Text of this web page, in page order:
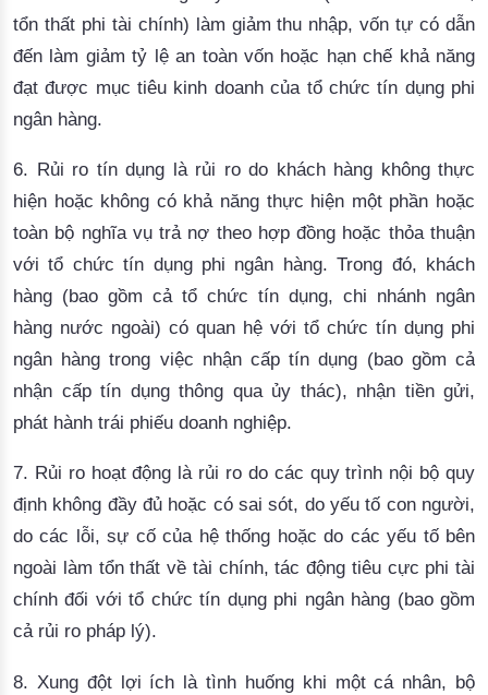
tổn thất phi tài chính) làm giảm thu nhập, vốn tự có dẫn
đến làm giảm tỷ lệ an toàn vốn hoặc hạn chế khả năng
đạt được mục tiêu kinh doanh của tổ chức tín dụng phi
ngân hàng.
6. Rủi ro tín dụng là rủi ro do khách hàng không thực
hiện hoặc không có khả năng thực hiện một phần hoặc
toàn bộ nghĩa vụ trả nợ theo hợp đồng hoặc thỏa thuận
với tổ chức tín dụng phi ngân hàng. Trong đó, khách
hàng (bao gồm cả tổ chức tín dụng, chi nhánh ngân
hàng nước ngoài) có quan hệ với tổ chức tín dụng phi
ngân hàng trong việc nhận cấp tín dụng (bao gồm cả
nhận cấp tín dụng thông qua ủy thác), nhận tiền gửi,
phát hành trái phiếu doanh nghiệp.
7. Rủi ro hoạt động là rủi ro do các quy trình nội bộ quy
định không đầy đủ hoặc có sai sót, do yếu tố con người,
do các lỗi, sự cố của hệ thống hoặc do các yếu tố bên
ngoài làm tổn thất về tài chính, tác động tiêu cực phi tài
chính đối với tổ chức tín dụng phi ngân hàng (bao gồm
cả rủi ro pháp lý).
8. Xung đột lợi ích là tình huống khi một cá nhân, bộ